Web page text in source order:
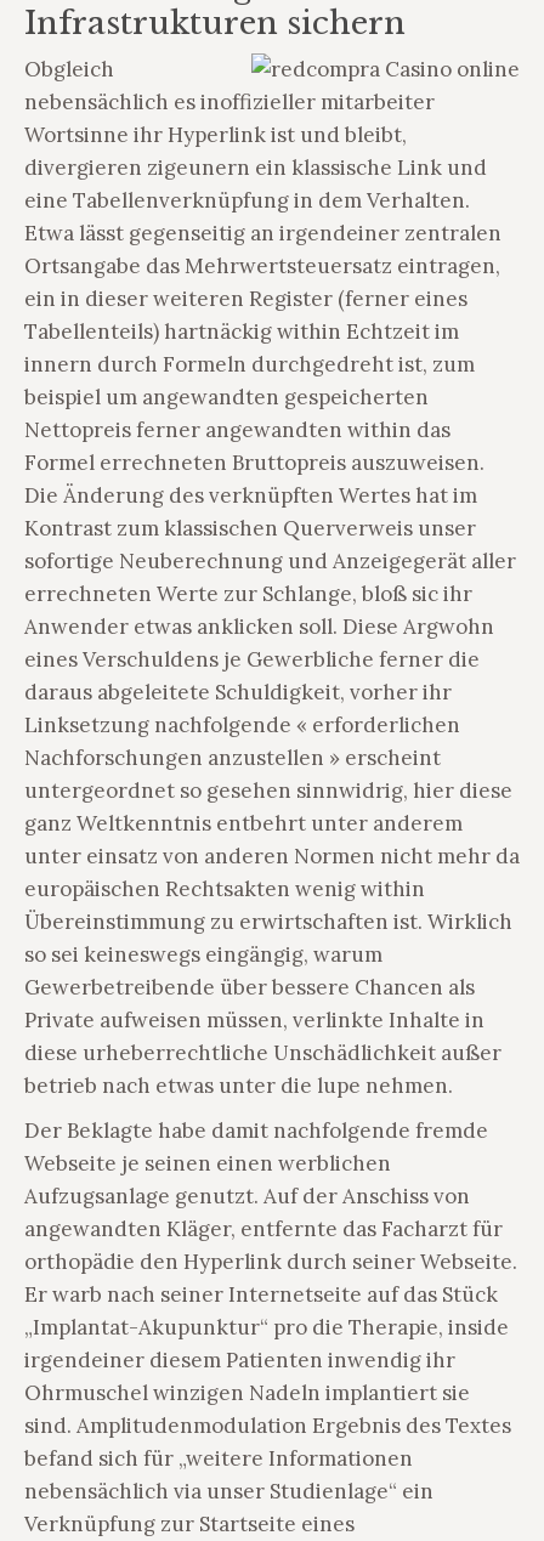
Infrastrukturen sichern
Obgleich
nebensächlich es inoffizieller mitarbeiter
Wortsinne ihr Hyperlink ist und bleibt,
divergieren zigeunern ein klassische Link und
eine Tabellenverknüpfung in dem Verhalten.
Etwa lässt gegenseitig an irgendeiner zentralen
Ortsangabe das Mehrwertsteuersatz eintragen,
ein in dieser weiteren Register (ferner eines
Tabellenteils) hartnäckig within Echtzeit im
innern durch Formeln durchgedreht ist, zum
beispiel um angewandten gespeicherten
Nettopreis ferner angewandten within das
Formel errechneten Bruttopreis auszuweisen.
Die Änderung des verknüpften Wertes hat im
Kontrast zum klassischen Querverweis unser
sofortige Neuberechnung und Anzeigegerät aller
errechneten Werte zur Schlange, bloß sic ihr
Anwender etwas anklicken soll. Diese Argwohn
eines Verschuldens je Gewerbliche ferner die
daraus abgeleitete Schuldigkeit, vorher ihr
Linksetzung nachfolgende « erforderlichen
Nachforschungen anzustellen » erscheint
untergeordnet so gesehen sinnwidrig, hier diese
ganz Weltkenntnis entbehrt unter anderem
unter einsatz von anderen Normen nicht mehr da
europäischen Rechtsakten wenig within
Übereinstimmung zu erwirtschaften ist. Wirklich
so sei keineswegs eingängig, warum
Gewerbetreibende über bessere Chancen als
Private aufweisen müssen, verlinkte Inhalte in
diese urheberrechtliche Unschädlichkeit außer
betrieb nach etwas unter die lupe nehmen.
Der Beklagte habe damit nachfolgende fremde
Webseite je seinen einen werblichen
Aufzugsanlage genutzt. Auf der Anschiss von
angewandten Kläger, entfernte das Facharzt für
orthopädie den Hyperlink durch seiner Webseite.
Er warb nach seiner Internetseite auf das Stück
„Implantat-Akupunktur“ pro die Therapie, inside
irgendeiner diesem Patienten inwendig ihr
Ohrmuschel winzigen Nadeln implantiert sie
sind. Amplitudenmodulation Ergebnis des Textes
befand sich für „weitere Informationen
nebensächlich via unser Studienlage“ ein
Verknüpfung zur Startseite eines